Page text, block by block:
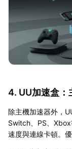
4. UU加速盒：
除主機加速器外，
Switch、PS、
速度與連線卡頓。優